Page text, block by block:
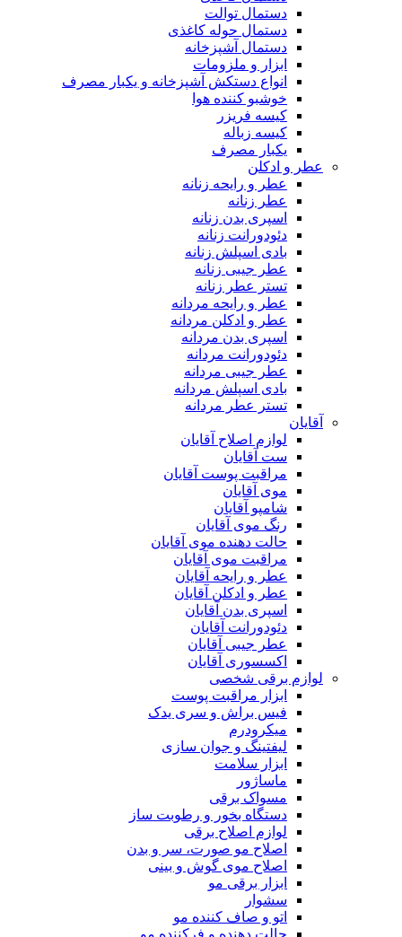
دستمال توالت
دستمال حوله کاغذی
دستمال آشپزخانه
ابزار و ملزومات
انواع دستکش آشپزخانه و یکبار مصرف
خوشبو کننده هوا
کیسه فریزر
کیسه زباله
یکبار مصرف
عطر و ادکلن
عطر و رایحه زنانه
عطر زنانه
اسپری بدن زنانه
دئودورانت زنانه
بادی اسپلش زنانه
عطر جیبی زنانه
تستر عطر زنانه
عطر و رایحه مردانه
عطر و ادکلن مردانه
اسپری بدن مردانه
دئودورانت مردانه
عطر جیبی مردانه
بادی اسپلش مردانه
تستر عطر مردانه
آقایان
لوازم اصلاح آقایان
ست آقایان
مراقبت پوست آقایان
موی آقایان
شامپو آقایان
رنگ موی آقایان
حالت دهنده موی آقایان
مراقبت موی آقایان
عطر و رایحه آقایان
عطر و ادکلن آقایان
اسپری بدن آقایان
دئودورانت آقایان
عطر جیبی آقایان
اکسسوری آقایان
لوازم برقی شخصی
ابزار مراقبت پوست
فیس براش و سری یدک
میکرودرم
لیفتینگ و جوان سازی
ابزار سلامت
ماساژور
مسواک برقی
دستگاه بخور و رطوبت ساز
لوازم اصلاح برقی
اصلاح مو صورت، سر و بدن
اصلاح موی گوش و بینی
ابزار برقی مو
سشوار
اتو و صاف کننده مو
حالت دهنده و فرکننده مو